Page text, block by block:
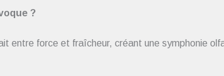
?
entre force et fraîcheur, créant une symphonie